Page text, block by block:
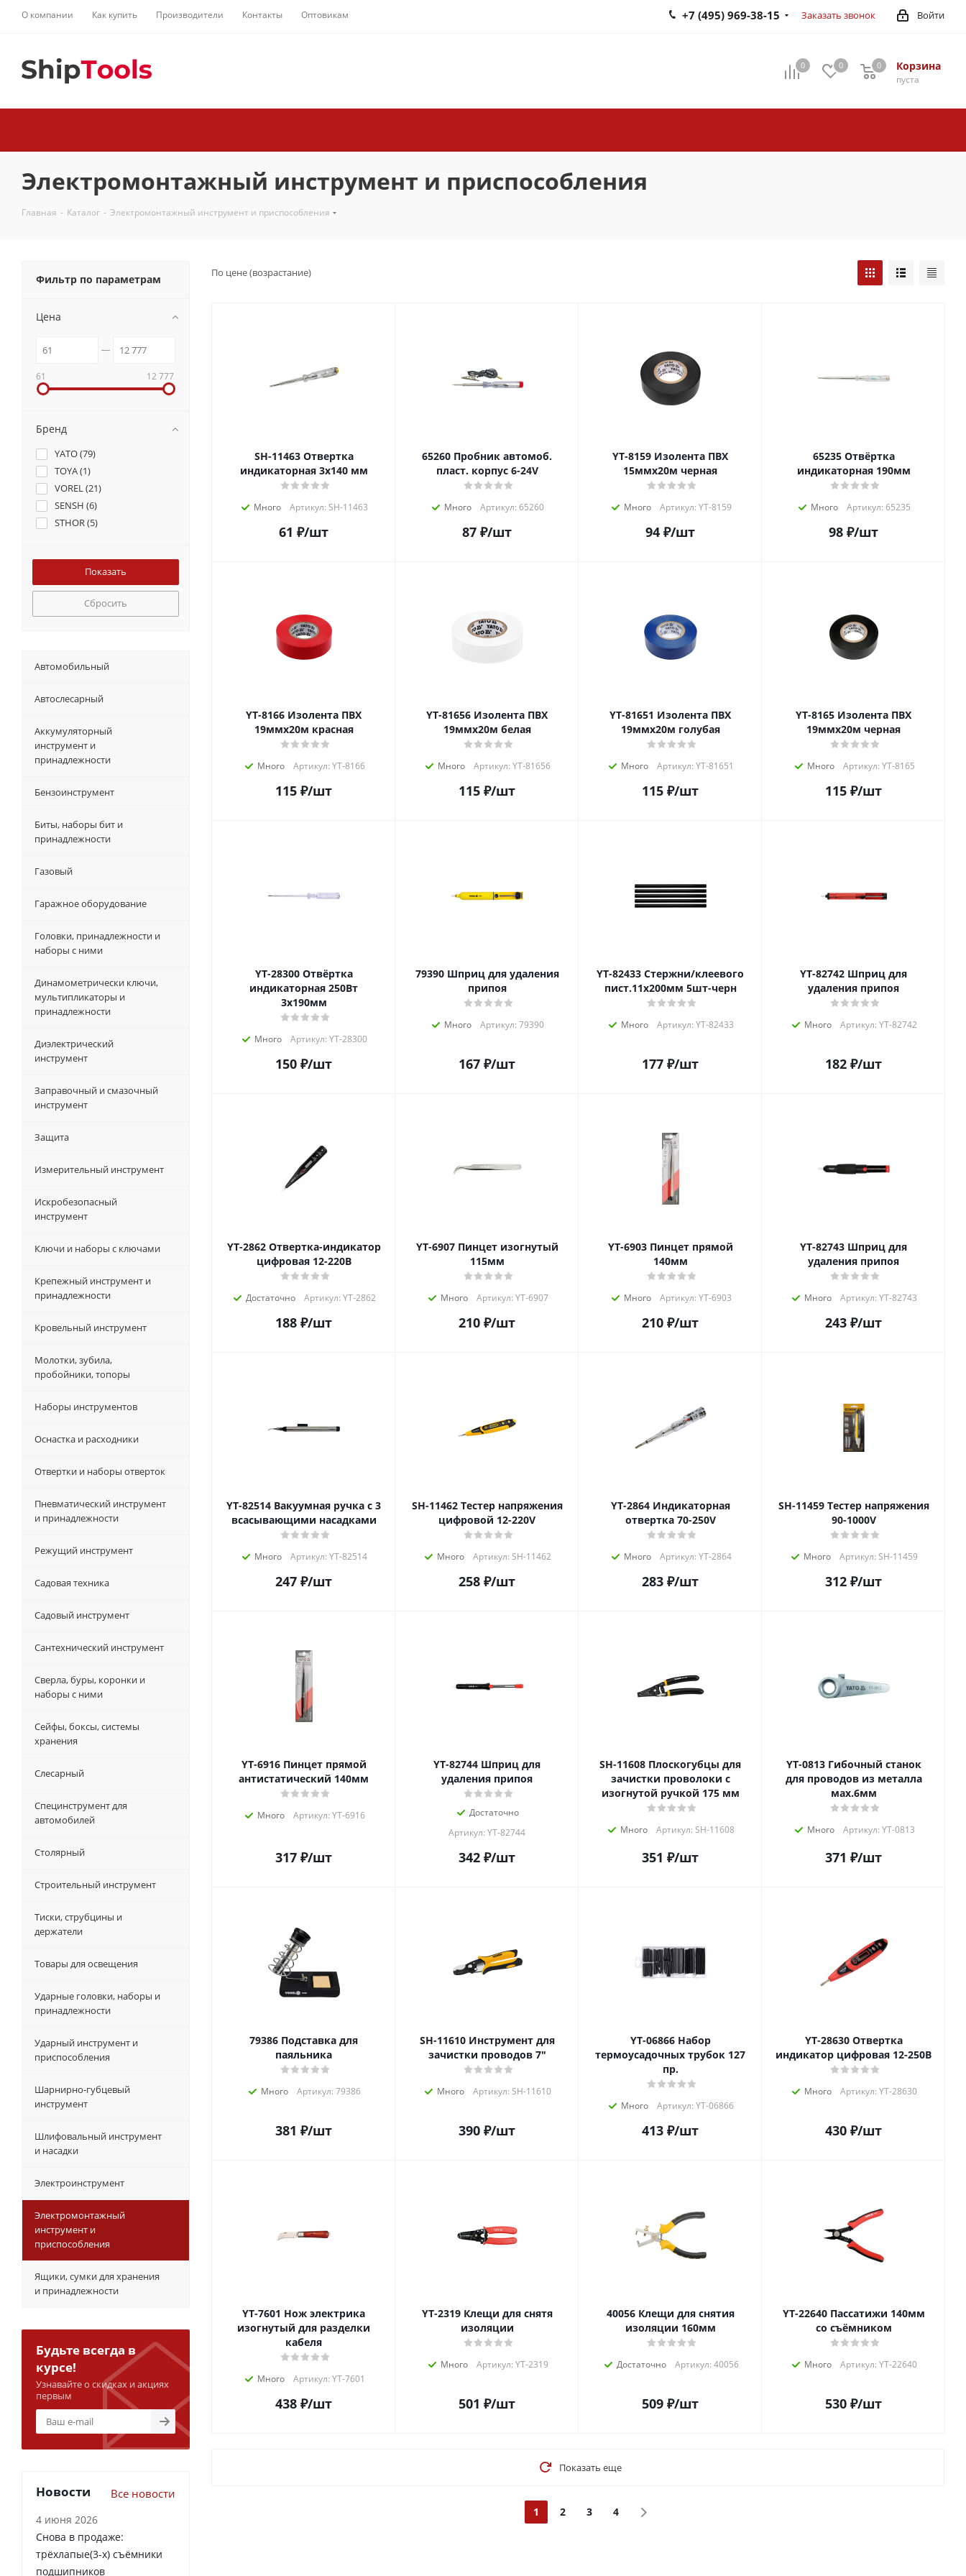
О компании Как купить Производители Контакты Оптовикам Войти
+7 (495) 969-38-15 Заказать звонок
0 0 Корзина
0
пуста
0
Электромонтажный инструмент и приспособления
Главная - Каталог - Электромонтажный инструмент и приспособления
По цене (возрастание)
SH-11463 Отвертка
индикаторная 3х140 мм
Много Артикул: SH-11463
61 ₽/шт
65260 Пробник автомоб.
пласт. корпус 6-24V
Много Артикул: 65260
87 ₽/шт
YT-8159 Изолента ПВХ
15ммх20м черная
Много Артикул: YT-8159
94 ₽/шт
65235 Отвёртка
индикаторная 190мм
Много Артикул: 65235
98 ₽/шт
YT-8166 Изолента ПВХ
19ммх20м красная
Много Артикул: YT-8166
115 ₽/шт
YT-81656 Изолента ПВХ
19ммх20м белая
Много Артикул: YT-81656
115 ₽/шт
YT-81651 Изолента ПВХ
19ммх20м голубая
Много Артикул: YT-81651
115 ₽/шт
YT-8165 Изолента ПВХ
19ммх20м черная
Много Артикул: YT-8165
115 ₽/шт
YT-28300 Отвёртка
индикаторная 250Вт
3х190мм
Много Артикул: YT-28300
150 ₽/шт
79390 Шприц для удаления
припоя
Много Артикул: 79390
167 ₽/шт
YT-82433 Стержни/клеевого
пист.11х200мм 5шт-черн
Много Артикул: YT-82433
177 ₽/шт
YT-82742 Шприц для
удаления припоя
Много Артикул: YT-82742
182 ₽/шт
YT-2862 Отвертка-индикатор
цифровая 12-220В
Достаточно Артикул: YT-2862
188 ₽/шт
YT-6907 Пинцет изогнутый
115мм
Много Артикул: YT-6907
210 ₽/шт
YT-6903 Пинцет прямой
140мм
Много Артикул: YT-6903
210 ₽/шт
YT-82743 Шприц для
удаления припоя
Много Артикул: YT-82743
243 ₽/шт
YT-82514 Вакуумная ручка с 3
всасывающими насадками
Много Артикул: YT-82514
247 ₽/шт
SH-11462 Тестер напряжения
цифровой 12-220V
Много Артикул: SH-11462
258 ₽/шт
YT-2864 Индикаторная
отвертка 70-250V
Много Артикул: YT-2864
283 ₽/шт
SH-11459 Тестер напряжения
90-1000V
Много Артикул: SH-11459
312 ₽/шт
YT-6916 Пинцет прямой
антистатический 140мм
Много Артикул: YT-6916
317 ₽/шт
YT-82744 Шприц для
удаления припоя
Достаточно
Артикул: YT-82744
342 ₽/шт
SH-11608 Плоскогубцы для
зачистки проволоки с
изогнутой ручкой 175 мм
Много Артикул: SH-11608
351 ₽/шт
YT-0813 Гибочный станок
для проводов из металла
мах.6мм
Много Артикул: YT-0813
371 ₽/шт
79386 Подставка для
паяльника
Много Артикул: 79386
381 ₽/шт
SH-11610 Инструмент для
зачистки проводов 7"
Много Артикул: SH-11610
390 ₽/шт
YT-06866 Набор
термоусадочных трубок 127
пр.
Много Артикул: YT-06866
413 ₽/шт
YT-28630 Отвертка
индикатор цифровая 12-250В
Много Артикул: YT-28630
430 ₽/шт
YT-7601 Нож электрика
изогнутый для разделки
кабеля
Много Артикул: YT-7601
438 ₽/шт
YT-2319 Клещи для снятя
изоляции
Много Артикул: YT-2319
501 ₽/шт
40056 Клещи для снятия
изоляции 160мм
Достаточно Артикул: 40056
509 ₽/шт
YT-22640 Пассатижи 140мм
со съёмником
Много Артикул: YT-22640
530 ₽/шт
Показать еще
1 2 3 4
Фильтр по параметрам
Цена
61 12 777
Бренд
YATO (79)
TOYA (1)
VOREL (21)
SENSH (6)
STHOR (5)
Сбросить
Автомобильный
Автослесарный
Аккумуляторный
инструмент и
принадлежности
Бензоинструмент
Биты, наборы бит и
принадлежности
Газовый
Гаражное оборудование
Головки, принадлежности и
наборы с ними
Динамометрически ключи,
мультипликаторы и
принадлежности
Диэлектрический
инструмент
Заправочный и смазочный
инструмент
Защита
Измерительный инструмент
Искробезопасный
инструмент
Ключи и наборы с ключами
Крепежный инструмент и
принадлежности
Кровельный инструмент
Молотки, зубила,
пробойники, топоры
Наборы инструментов
Оснастка и расходники
Отвертки и наборы отверток
Пневматический инструмент
и принадлежности
Режущий инструмент
Садовая техника
Садовый инструмент
Сантехнический инструмент
Сверла, буры, коронки и
наборы с ними
Сейфы, боксы, системы
хранения
Слесарный
Специнструмент для
автомобилей
Столярный
Строительный инструмент
Тиски, струбцины и
держатели
Товары для освещения
Ударные головки, наборы и
принадлежности
Ударный инструмент и
приспособления
Шарнирно-губцевый
инструмент
Шлифовальный инструмент
и насадки
Электроинструмент
Электромонтажный
инструмент и
приспособления
Ящики, сумки для хранения
и принадлежности
Будьте всегда в
курсе!
Узнавайте о скидках и акциях
первым
Новости Все новости
4 июня 2026
Снова в продаже:
трёхлапые(3-х) съёмники
подшипников